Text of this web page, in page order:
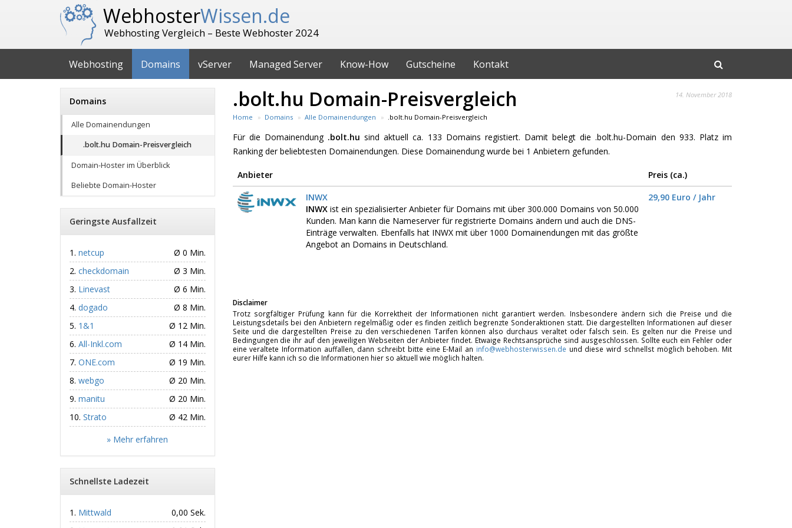
WebhosterWissen.de
Webhosting Vergleich – Beste Webhoster 2024
Webhosting Domains vServer Managed Server Know-How Gutscheine Kontakt
14. November 2018
.bolt.hu Domain-Preisvergleich
Home Domains Alle Domainendungen .bolt.hu Domain-Preisvergleich
Für die Domainendung .bolt.hu sind aktuell ca. 133 Domains registiert. Damit belegt die .bolt.hu-Domain den 933. Platz im
Ranking der beliebtesten Domainendungen. Diese Domainendung wurde bei 1 Anbietern gefunden.
Anbieter
Preis (ca.)
INWX
INWXist ein spezialisierter Anbieter für Domains mit über 300.000 Domains von 50.000
Kunden. Man kann die Nameserver für registrierte Domains ändern und auch die DNS-
Einträge verwalten. Ebenfalls hat INWX mit über 1000 Domainendungen mit das größte
Angebot an Domains in Deutschland.
29,90 Euro / Jahr
Disclaimer
Trotz sorgfältiger Prüfung kann für die Korrektheit der Informationen nicht garantiert werden. Insbesondere ändern sich die Preise und die
Leistungsdetails bei den Anbietern regelmäßig oder es finden zeitlich begrenzte Sonderaktionen statt. Die dargestellten Informationen auf dieser
Seite und die dargestellten Preise zu den verschiedenen Tarifen können also durchaus veraltet oder falsch sein. Es gelten nur die Preise und
Bedingungen die ihr auf den jeweiligen Webseiten der Anbieter findet. Etwaige Rechtsansprüche sind ausgeschlossen. Sollte euch ein Fehler oder
eine veraltete Information auffallen, dann schreibt bitte eine E-Mail an info@webhosterwissen.de und diese wird schnellst möglich behoben. Mit
eurer Hilfe kann ich so die Informationen hier so aktuell wie möglich halten.
Domains
Alle Domainendungen
.bolt.hu Domain-Preisvergleich
Domain-Hoster im Überblick
Beliebte Domain-Hoster
Geringste Ausfallzeit
netcup
Ø 0 Min.
checkdomain
Ø 3 Min.
Linevast
Ø 6 Min.
dogado
Ø 8 Min.
1&1
Ø 12 Min.
All-Inkl.com
Ø 14 Min.
ONE.com
Ø 19 Min.
webgo
Ø 20 Min.
manitu
Ø 20 Min.
Strato
Ø 42 Min.
» Mehr erfahren
Schnellste Ladezeit
Mittwald
0,00 Sek.